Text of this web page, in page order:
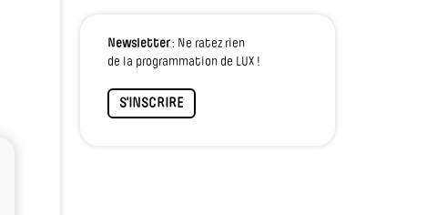
Newsletter: Ne ratez rien
de la programmation de LUX !
S'INSCRIRE